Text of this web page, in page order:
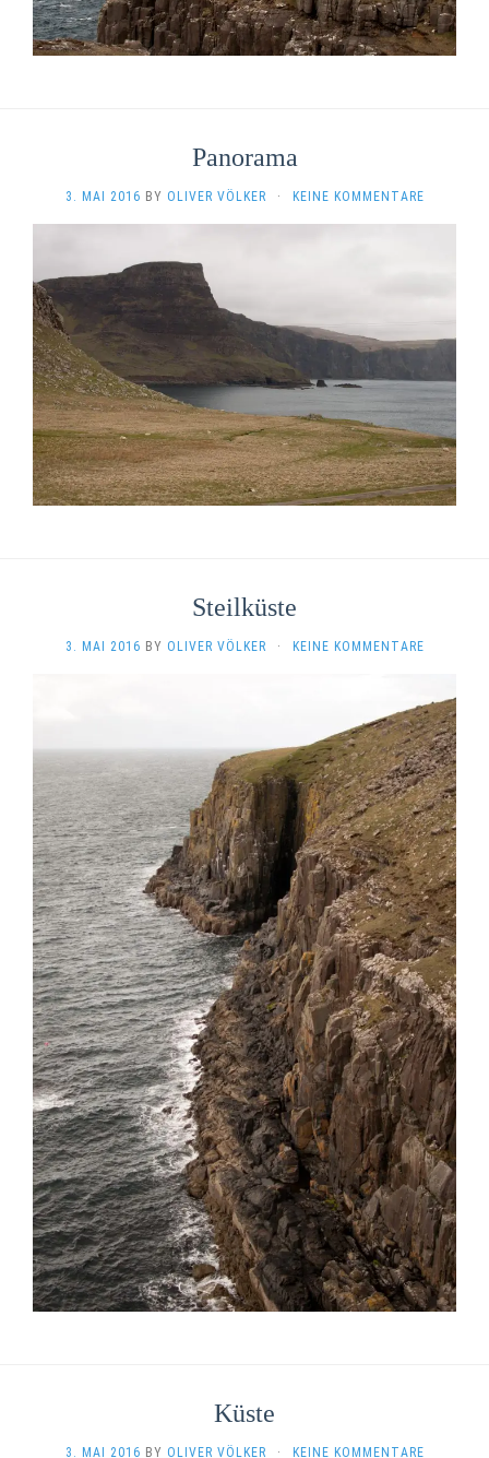
Panorama
3. MAI 2016 BY OLIVER VÖLKER · KEINE KOMMENTARE
Steilküste
3. MAI 2016 BY OLIVER VÖLKER · KEINE KOMMENTARE
Küste
3. MAI 2016 BY OLIVER VÖLKER · KEINE KOMMENTARE